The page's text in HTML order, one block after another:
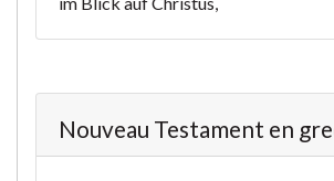
Nouveau Testament en